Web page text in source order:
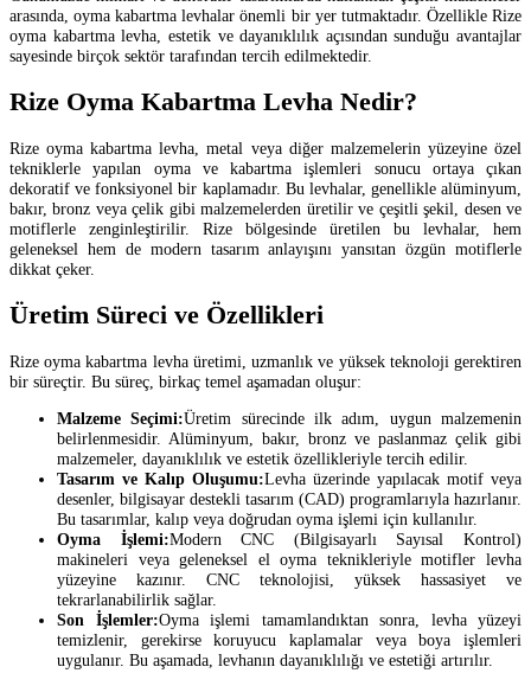
arasında, oyma kabartma levhalar önemli bir yer tutmaktadır. Özellikle Rize
oyma kabartma levha, estetik ve dayanıklılık açısından sunduğu avantajlar
sayesinde birçok sektör tarafından tercih edilmektedir.
Rize Oyma Kabartma Levha Nedir?
Rize oyma kabartma levha, metal veya diğer malzemelerin yüzeyine özel
tekniklerle yapılan oyma ve kabartma işlemleri sonucu ortaya çıkan
dekoratif ve fonksiyonel bir kaplamadır. Bu levhalar, genellikle alüminyum,
bakır, bronz veya çelik gibi malzemelerden üretilir ve çeşitli şekil, desen ve
motiflerle zenginleştirilir. Rize bölgesinde üretilen bu levhalar, hem
geleneksel hem de modern tasarım anlayışını yansıtan özgün motiflerle
dikkat çeker.
Üretim Süreci ve Özellikleri
Rize oyma kabartma levha üretimi, uzmanlık ve yüksek teknoloji gerektiren
bir süreçtir. Bu süreç, birkaç temel aşamadan oluşur:
Malzeme Seçimi:Üretim sürecinde ilk adım, uygun malzemenin
belirlenmesidir. Alüminyum, bakır, bronz ve paslanmaz çelik gibi
malzemeler, dayanıklılık ve estetik özellikleriyle tercih edilir.
Tasarım ve Kalıp Oluşumu:Levha üzerinde yapılacak motif veya
desenler, bilgisayar destekli tasarım (CAD) programlarıyla hazırlanır.
Bu tasarımlar, kalıp veya doğrudan oyma işlemi için kullanılır.
Oyma İşlemi:Modern CNC (Bilgisayarlı Sayısal Kontrol)
makineleri veya geleneksel el oyma teknikleriyle motifler levha
yüzeyine kazınır. CNC teknolojisi, yüksek hassasiyet ve
tekrarlanabilirlik sağlar.
Son İşlemler:Oyma işlemi tamamlandıktan sonra, levha yüzeyi
temizlenir, gerekirse koruyucu kaplamalar veya boya işlemleri
uygulanır. Bu aşamada, levhanın dayanıklılığı ve estetiği artırılır.